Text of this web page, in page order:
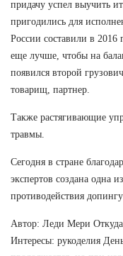
придачу успел выучить
пригодились для
России составили в
еще лучше, чтобы на
появился второй
товарищ, партнер.
Также растягивающие
травмы.
Сегодня в стране
экспертов создана одна
противодействия
Автор: Леди Мери
Интересы: рукоделия